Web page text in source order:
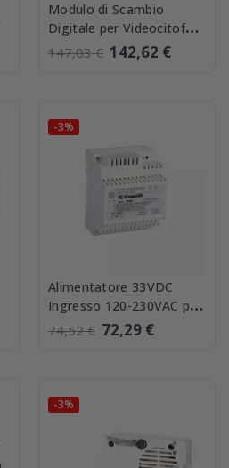
Modulo di Scambio
Digitale per Videocitofoni
Comelit a due ingressi
1404
147,03 € 142,62 €
-3%
Alimentatore 33VDC
Ingresso 120-230VAC per
Pulsantiera Comelit Ikall
1595
74,52 € 72,29 €
-3%